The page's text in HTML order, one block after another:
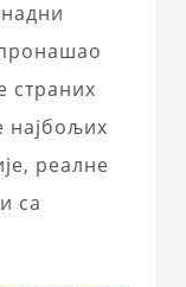
страних
најбољих
реалне
са